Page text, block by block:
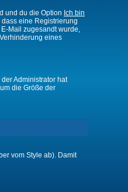
und du die Option Ich bin
eine Registrierung
Mail zugesandt wurde,
eines
Administrator hat
die Größe der
vom Style ab). Damit